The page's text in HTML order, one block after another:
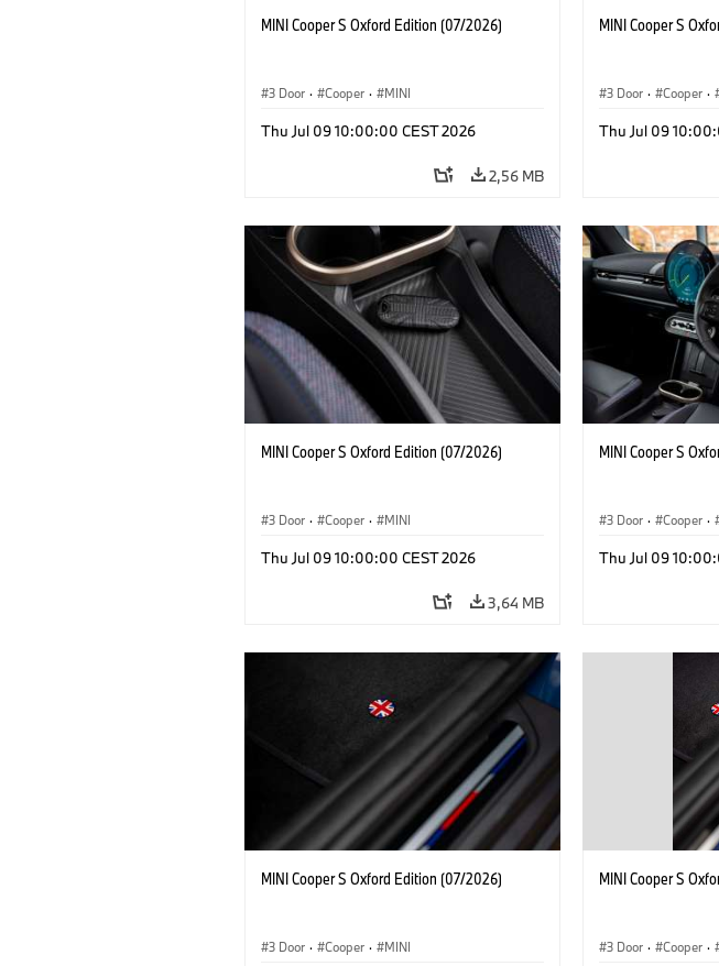
MINI Cooper S Oxford Edition (07/2026)
3 Door · Cooper · MINI
Thu Jul 09 10:00:00 CEST 2026
2,56 MB
MINI Cooper S
3 Door · Cooper ·
Thu Jul 09
MINI Cooper S Oxford Edition (07/2026)
3 Door · Cooper · MINI
Thu Jul 09 10:00:00 CEST 2026
3,64 MB
MINI Cooper S
3 Door · Cooper ·
Thu Jul 09
MINI Cooper S Oxford Edition (07/2026)
3 Door · Cooper · MINI
MINI Cooper S
3 Door · Cooper ·